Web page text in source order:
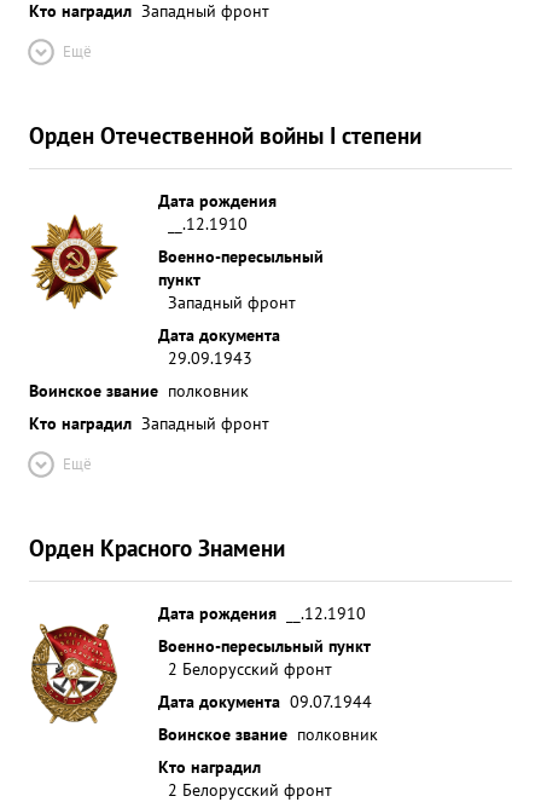
Кто наградил Западный фронт
Ещё
Орден Отечественной войны I степени
Дата рождения
__.12.1910
Военно-пересыльный
пункт
Западный фронт
Дата документа
29.09.1943
Воинское звание полковник
Кто наградил Западный фронт
Ещё
Орден Красного Знамени
Дата рождения
__.12.1910
Военно-пересыльный пункт
2 Белорусский фронт
Дата документа 09.07.1944
Воинское звание полковник
Кто наградил
2 Белорусский фронт